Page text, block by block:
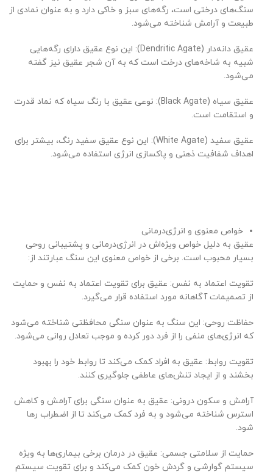
سنگ‌های درختی است، رگه‌های سبز و خاکی دارد و به عنوان نمادی از
طبیعت و آرامش شناخته می‌شود.
عقیق دانه‌دار (Dendritic Agate): این نوع عقیق دارای رگه‌هایی
شبیه به شاخه‌های درخت است که به آن شجر عقیق نیز گفته
می‌شود.
عقیق سیاه (Black Agate): نوعی عقیق با رنگ سیاه که نماد قدرت
و استقامت است.
عقیق سفید (White Agate): این نوع عقیق سفید رنگ، بیشتر برای
اهداف شفافیت ذهنی و پاکسازی انرژی استفاده می‌شود.
خواص معنوی و انرژی‌درمانی
عقیق به دلیل خواص ویژه‌اش در انرژی‌درمانی و پشتیبانی روحی
بسیار محبوب است. برخی از خواص معنوی این سنگ عبارتند از:
تقویت اعتماد به نفس: عقیق برای تقویت اعتماد به نفس و حمایت
از تصمیمات آگاهانه مورد استفاده قرار می‌گیرد.
حفاظت روحی: این سنگ به عنوان سنگی محافظتی شناخته می‌شود
که انرژی‌های منفی را از فرد دور کرده و موجب تعادل روانی می‌شود.
تقویت روابط: عقیق به افراد کمک می‌کند تا روابط خود را بهبود
بخشند و از ایجاد تنش‌های عاطفی جلوگیری کنند.
آرامش و سکون درونی: عقیق به عنوان سنگی برای آرامش و کاهش
استرس شناخته می‌شود و به فرد کمک می‌کند تا از اضطراب رها
شود.
حمایت از سلامتی جسمی: عقیق در درمان برخی بیماری‌ها به ویژه
سیستم گوارشی و گردش خون کمک می‌کند و برای تقویت سیستم